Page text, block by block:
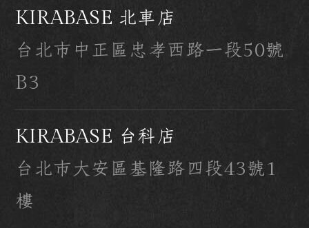
KIRABASE 北車店
台北市中正區忠孝西路一段50號
B3
KIRABASE 台科店
台北市大安區基隆路四段43號1
樓